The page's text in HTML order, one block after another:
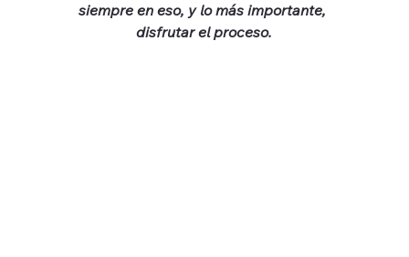
siempre en eso, y lo más importante,
disfrutar el proceso.